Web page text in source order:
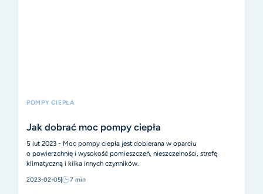
POMPY CIEPŁA
Jak dobrać moc pompy ciepła
5 lut 2023 - Moc pompy ciepła jest dobierana w oparciu
o powierzchnię i wysokość pomieszczeń, nieszczelności, strefę
klimatyczną i kilka innych czynników.
2023-02-05 7 min